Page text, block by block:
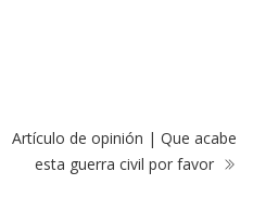
Artículo de opinión | Que acabe
esta guerra civil por favor